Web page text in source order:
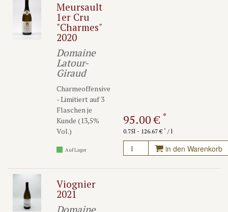
Meursault
1er Cru
"Charmes"
2020
Domaine
Latour-
Giraud
Charmeoffensive
- Limitiert auf 3
Flaschen je
Kunde (13,5%
Vol.)
Auf Lager
95.00 € *
0.75l - 126.67 € */ l
in den Warenkorb
Viognier
2021
Domaine